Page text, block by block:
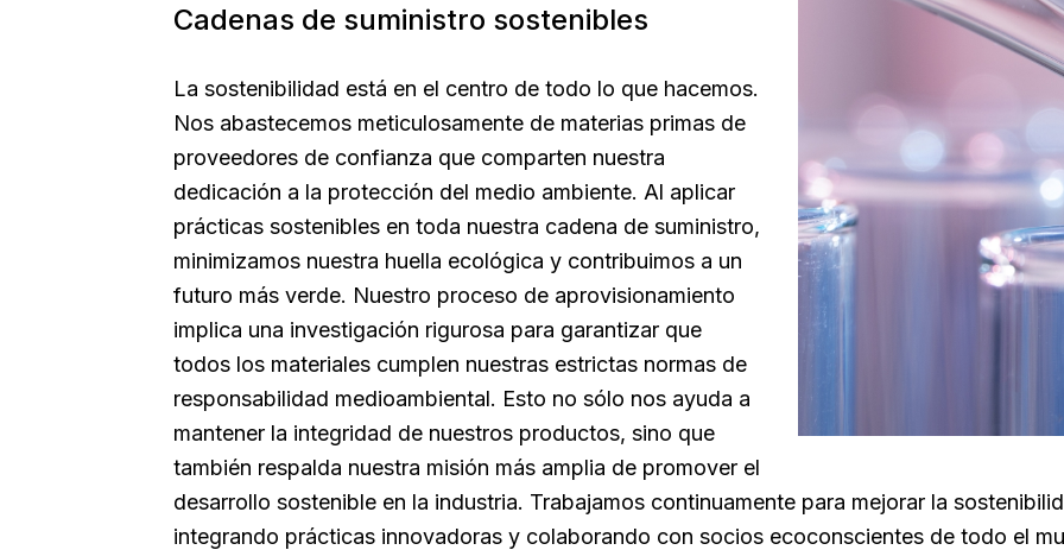
Cadenas de suministro sostenibles
La sostenibilidad está en el centro de todo lo que hacemos.
Nos abastecemos meticulosamente de materias primas de
proveedores de confianza que comparten nuestra
dedicación a la protección del medio ambiente. Al aplicar
prácticas sostenibles en toda nuestra cadena de suministro,
minimizamos nuestra huella ecológica y contribuimos a un
futuro más verde. Nuestro proceso de aprovisionamiento
implica una investigación rigurosa para garantizar que
todos los materiales cumplen nuestras estrictas normas de
responsabilidad medioambiental. Esto no sólo nos ayuda a
mantener la integridad de nuestros productos, sino que
también respalda nuestra misión más amplia de promover el
desarrollo sostenible en la industria. Trabajamos continuamente para mejorar la
integrando prácticas innovadoras y colaborando con socios ecoconscientes de todo el